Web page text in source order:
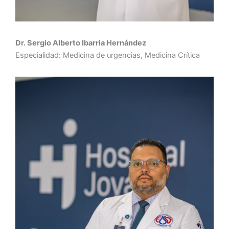
Dr. Sergio Alberto Ibarria Hernández
Especialidad: Medicina de urgencias, Medicina Crítica